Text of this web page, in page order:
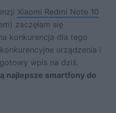
Xiaomi Redmi Note 10
zaczęłam się
konkurencja dla tego
urządzenia i
gotowy wpis na dziś.
najlepsze smartfony do